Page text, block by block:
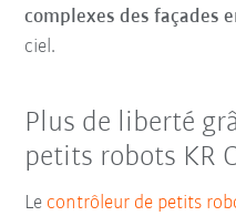
complexes des façades
ciel.
Plus de liberté
petits robots KR
Le contrôleur de petits